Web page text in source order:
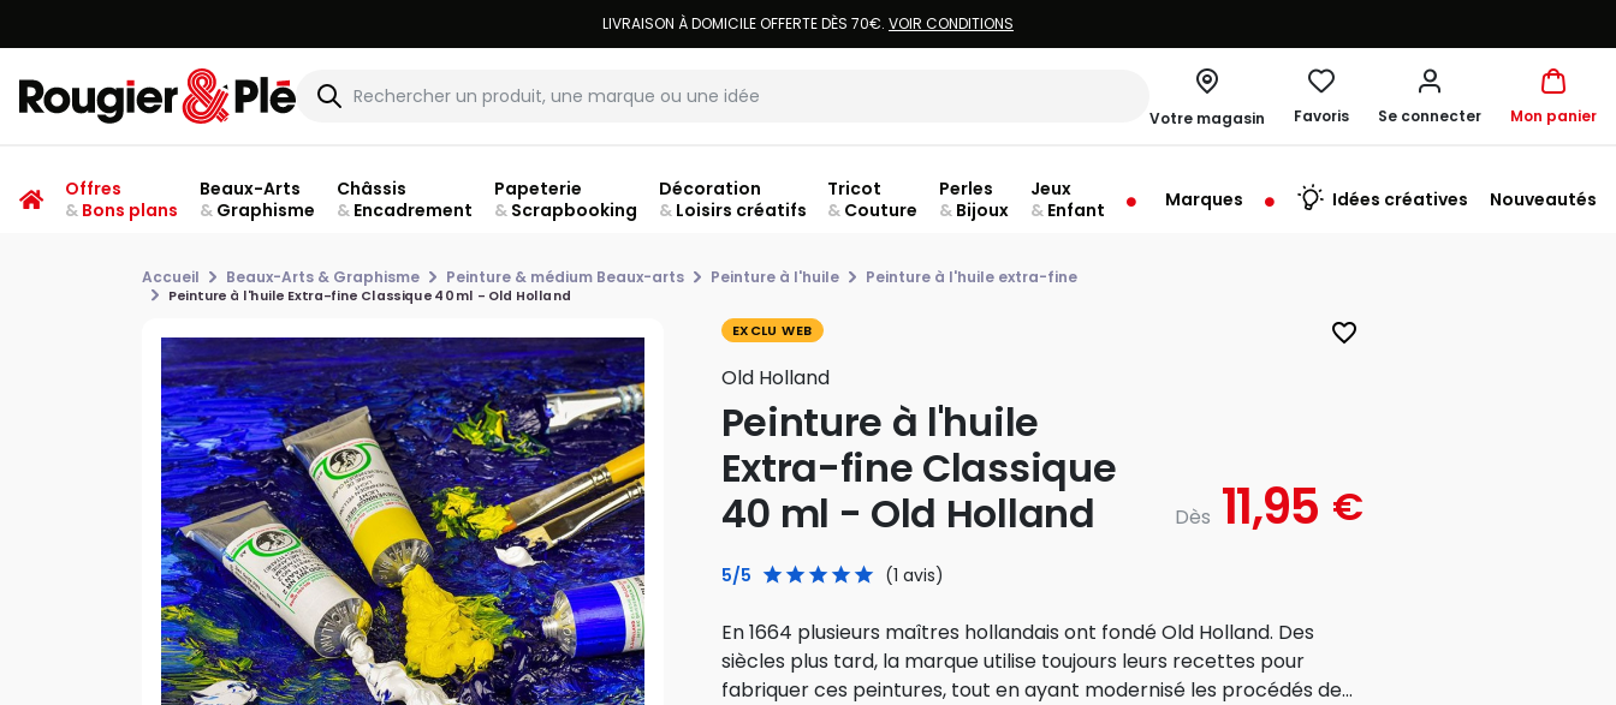
LIVRAISON À DOMICILE OFFERTE DÈS 70€. VOIR CONDITIONS
Votre magasin
Ferme à 19:30
Favoris Se connecter Mon panier
Offres
&Bons plans
Beaux-Arts
&Graphisme
Châssis
&Encadrement
Papeterie
&Scrapbooking
Décoration
&Loisirs créatifs
Tricot
& Couture
Perles
& Bijoux
Jeux
& Enfant Marques Idées créatives Nouveautés
Accueil Beaux-Arts & Graphisme Peinture & médium Beaux-arts Peinture à l'huile Peinture à l'huile extra-fine
Peinture à l'huile Extra-fine Classique 40 ml - Old Holland
EXCLU WEB favorite_border
Old Holland
Peinture à l'huile
Extra-fine Classique
40 ml - Old Holland
Dès 11,95 €
5/5 (1 avis)
En 1664 plusieurs maîtres hollandais ont fondé Old Holland. Des
siècles plus tard, la marque utilise toujours leurs recettes pour
fabriquer ces peintures, tout en ayant modernisé les procédés de...